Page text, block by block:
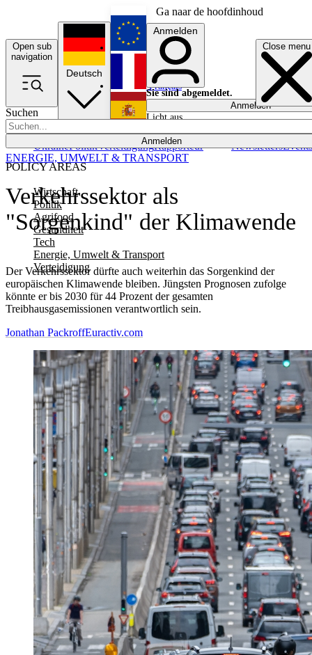
Ga naar de hoofdinhoud
Open sub
navigation
Close menu
Suchen
Anmelden
POLICY AREAS
Wirtschaft
Politik
Agrifood
Gesundheit
Tech
Energie, Umwelt & Transport
Verteidigung
UkrainePolitikVerteidigungRapporteur NewslettersEvents
Deutsch
English
Français
Anmelden
Sie sind abgemeldet.
Anmelden
Licht aus
Verkehrssektor als
"Sorgenkind" der Klimawende
Der Verkehrssektor dürfte auch weiterhin das Sorgenkind der
europäischen Klimawende bleiben. Jüngsten Prognosen zufolge
könnte er bis 2030 für 44 Prozent der gesamten
Treibhausgasemissionen verantwortlich sein.
ENERGIE, UMWELT & TRANSPORT
Jonathan PackroffEuractiv.com